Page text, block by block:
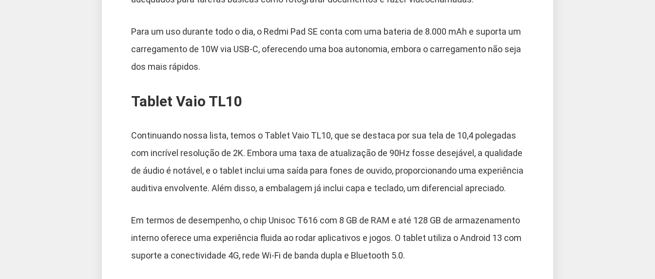
Para um uso durante todo o dia, o Redmi Pad SE conta com uma bateria de 8.000 mAh e suporta um
carregamento de 10W via USB-C, oferecendo uma boa autonomia, embora o carregamento não seja
dos mais rápidos.
Tablet Vaio TL10
Continuando nossa lista, temos o Tablet Vaio TL10, que se destaca por sua tela de 10,4 polegadas
com incrível resolução de 2K. Embora uma taxa de atualização de 90Hz fosse desejável, a qualidade
de áudio é notável, e o tablet inclui uma saída para fones de ouvido, proporcionando uma experiência
auditiva envolvente. Além disso, a embalagem já inclui capa e teclado, um diferencial apreciado.
Em termos de desempenho, o chip Unisoc T616 com 8 GB de RAM e até 128 GB de armazenamento
interno oferece uma experiência fluida ao rodar aplicativos e jogos. O tablet utiliza o Android 13 com
suporte a conectividade 4G, rede Wi-Fi de banda dupla e Bluetooth 5.0.